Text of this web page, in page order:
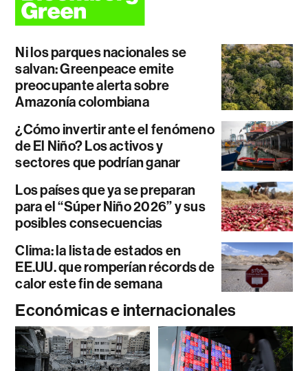
Ni los parques nacionales se
salvan: Greenpeace emite
preocupante alerta sobre
Amazonía colombiana
¿Cómo invertir ante el fenómeno
de El Niño? Los activos y
sectores que podrían ganar
Los países que ya se preparan
para el “Súper Niño 2026” y sus
posibles consecuencias
Clima: la lista de estados en
EE.UU. que romperían récords de
calor este fin de semana
Económicas e internacionales